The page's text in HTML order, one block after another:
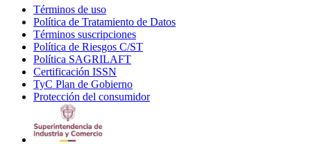
Términos de uso
in
new
window
Política de Tratamiento de Datos
Términos suscripciones
in
Política de Riesgos C/ST
Política SAGRILAFT
new
window
Certificación ISSN
in
new
TyC Plan de Gobierno
in
Protección del consumidorOpens